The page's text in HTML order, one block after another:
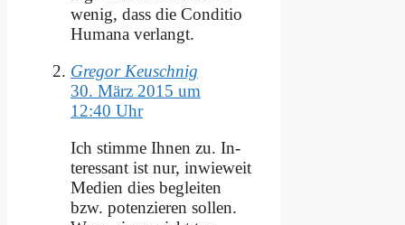
we­nig, dass die Con­di­tio
Hu­ma­na ver­langt.
Gregor Keuschnig
30. März 2015 um
12:40 Uhr
Ich stim­me Ih­nen zu. In­
ter­es­sant ist nur, in­wie­weit
Me­di­en dies be­glei­ten
bzw. po­ten­zie­ren sol­len.